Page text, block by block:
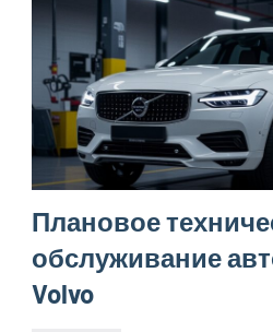
Плановое
обслуживание
Volvo